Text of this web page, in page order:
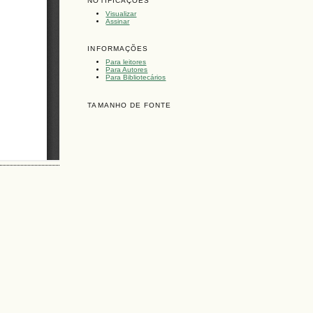
Visualizar
Assinar
INFORMAÇÕES
Para leitores
Para Autores
Para Bibliotecários
TAMANHO DE FONTE